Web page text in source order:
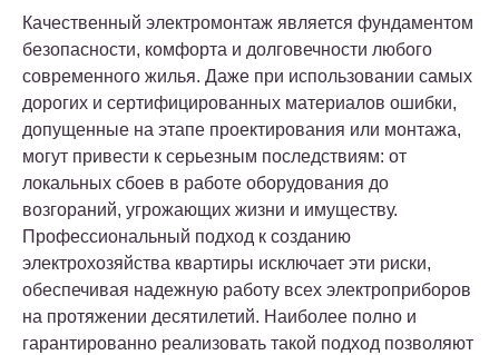
Качественный электромонтаж является фундаментом
безопасности, комфорта и долговечности любого
современного жилья. Даже при использовании самых
дорогих и сертифицированных материалов ошибки,
допущенные на этапе проектирования или монтажа,
могут привести к серьезным последствиям: от
локальных сбоев в работе оборудования до
возгораний, угрожающих жизни и имуществу.
Профессиональный подход к созданию
электрохозяйства квартиры исключает эти риски,
обеспечивая надежную работу всех электроприборов
на протяжении десятилетий. Наиболее полно и
гарантированно реализовать такой подход позволяют